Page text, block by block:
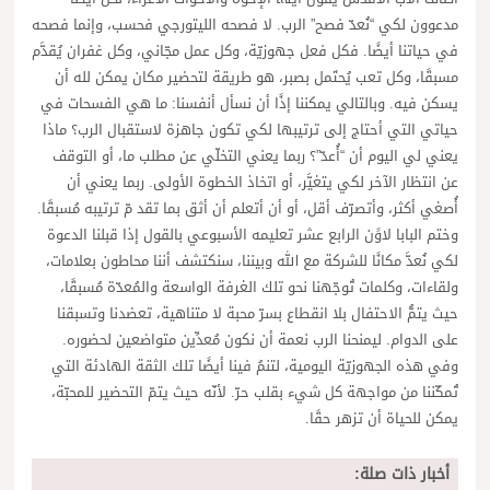
مدعوون لكي “نُعدّ فصح” الرب. لا فصحه الليتورجي فحسب، وإنما فصحه
في حياتنا أيضًا. فكل فعل جهوزيّة، وكل عمل مجّاني، وكل غفران يُقدَّم
مسبقًا، وكل تعب يُحتَمل بصبر، هو طريقة لتحضير مكان يمكن لله أن
يسكن فيه. وبالتالي يمكننا إذًا أن نسأل أنفسنا: ما هي الفسحات في
حياتي التي أحتاج إلى ترتيبها لكي تكون جاهزة لاستقبال الرب؟ ماذا
يعني لي اليوم أن “أُعدّ”؟ ربما يعني التخلّي عن مطلب ما، أو التوقف
عن انتظار الآخر لكي يتغيَّر، أو اتخاذ الخطوة الأولى. ربما يعني أن
أُصغي أكثر، وأتصرّف أقل، أو أن أتعلم أن أثق بما تقد مّ ترتيبه مُسبقًا.
وختم البابا لاوًن الرابع عشر تعليمه الأسبوعي بالقول إذا قبلنا الدعوة
لكي نُعدَّ مكانًا للشركة مع الله وبيننا، سنكتشف أننا محاطون بعلامات،
ولقاءات، وكلمات تُوجّهنا نحو تلك الغرفة الواسعة والمُعدّة مُسبقًا،
حيث يتمُّ الاحتفال بلا انقطاع بسرّ محبة لا متناهية، تعضدنا وتسبقنا
على الدوام. ليمنحنا الرب نعمة أن نكون مُعدِّين متواضعين لحضوره.
وفي هذه الجهوزيّة اليومية، لتنمُ فينا أيضًا تلك الثقة الهادئة التي
تُمكّننا من مواجهة كل شيء بقلب حرّ. لأنّه حيث يتمّ التحضير للمحبّة،
يمكن للحياة أن تزهر حقًا.
أخبار ذات صلة: